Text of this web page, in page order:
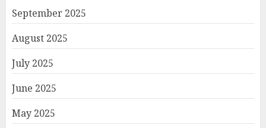
September 2025
August 2025
July 2025
June 2025
May 2025